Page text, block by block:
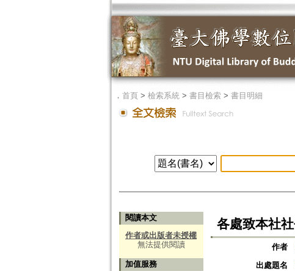
． 首頁> 檢索系統> 書目檢索> 書目明細
閱讀本文
作者或出版者未授權
無法提供閱讀
加值服務
各處致本社
作者
出處題名